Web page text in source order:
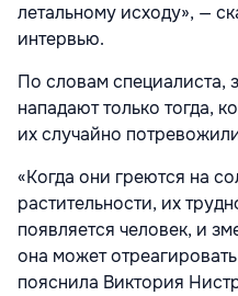
летальному исходу», —
интервью.
По словам специалиста,
нападают только тогда,
их случайно
«Когда они греются на
растительности, их
появляется человек, и
она может
пояснила Виктория